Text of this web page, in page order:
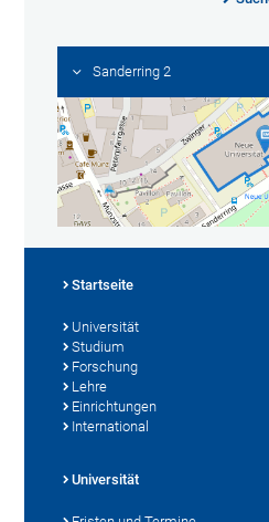
Sanderring 2
Startseite
Universität
Studium
Forschung
Lehre
Einrichtungen
International
Universität